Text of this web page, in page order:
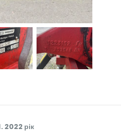
рік